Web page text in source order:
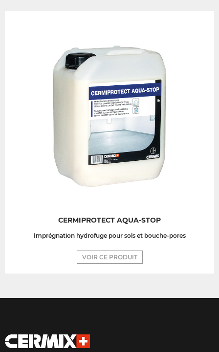
CERMIPROTECT AQUA-STOP
Imprégnation hydrofuge pour sols et bouche-pores
VOIR CE PRODUIT